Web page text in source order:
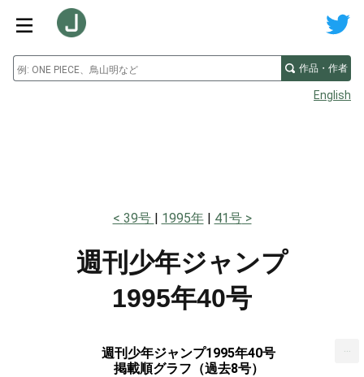
作品・作者
English
39号 1995年 41号
週刊少年ジャンプ
1995年40号
週刊少年ジャンプ1995年40号
掲載順グラフ（過去8号）